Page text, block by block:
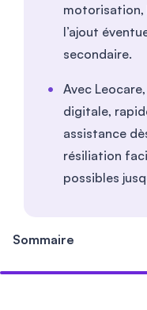
motorisation,
l’ajout
secondaire.
Avec
digitale,
assistance
résiliation
possibles
Sommaire